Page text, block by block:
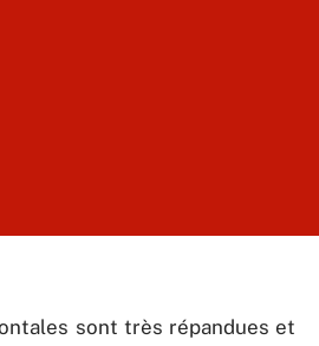
sont très répandues et